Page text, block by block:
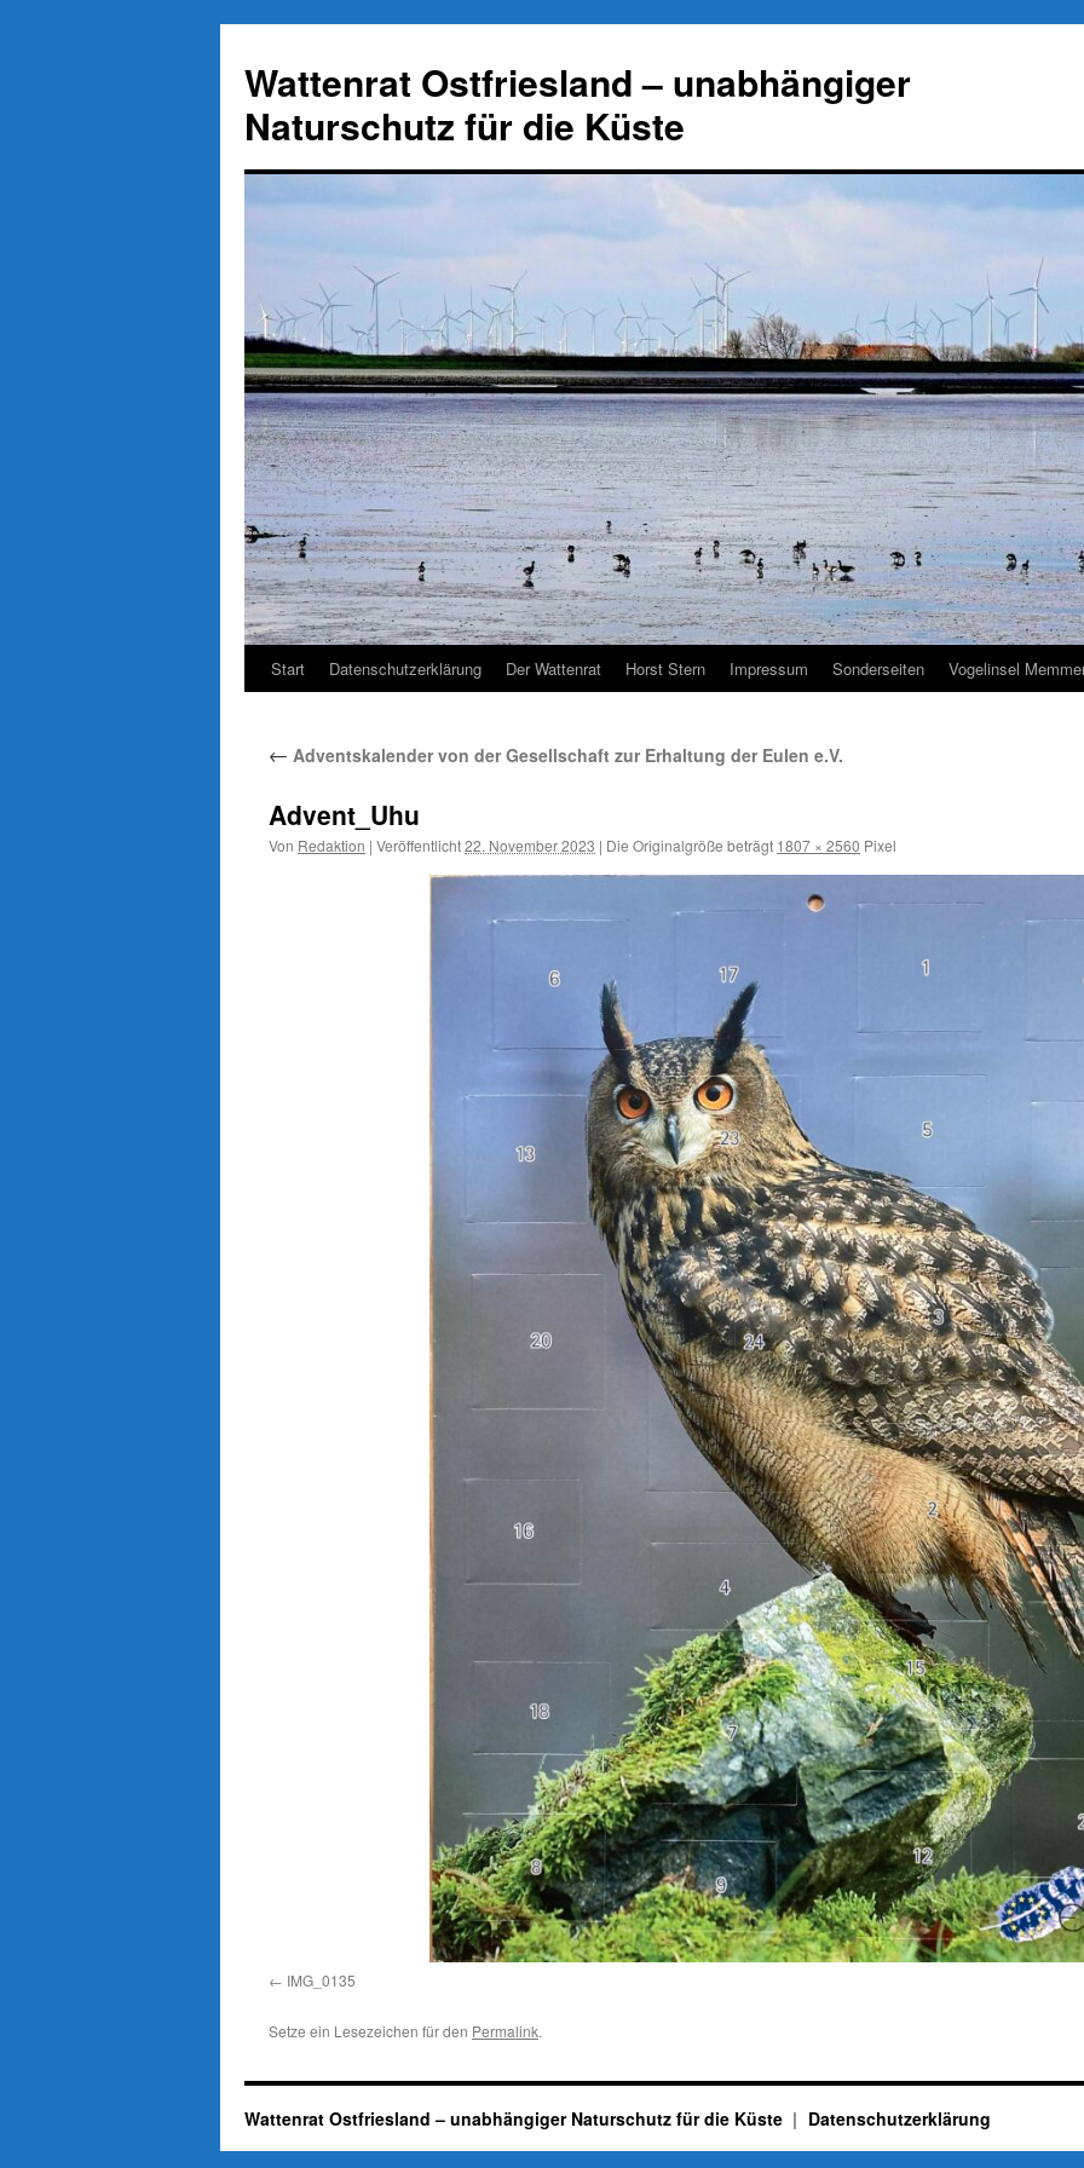
springen
Wattenrat Ostfriesland – unabhängiger
Naturschutz für die Küste
Start Datenschutzerklärung Der Wattenrat Horst Stern Impressum Sonderseiten Vogelinsel
← Adventskalender von der Gesellschaft zur Erhaltung der Eulen e.V.
Advent_Uhu
Von Redaktion | Veröffentlicht22. November 2023 | Die Originalgröße beträgt 1807 × 2560 Pixel
IMG_0135
Setze ein Lesezeichen für den Permalink.
Wattenrat Ostfriesland – unabhängiger Naturschutz für die Küste Datenschutzerklärung